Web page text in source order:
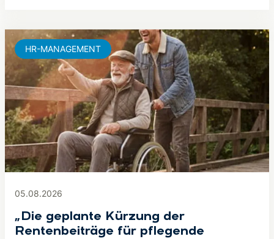
05.08.2026
„Die geplante Kürzung der
Rentenbeiträge für pflegende
HR-MANAGEMENT